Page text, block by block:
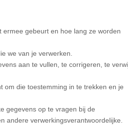
gebeurt en hoe lang ze worden
we van je verwerken.
aan te vullen, te corrigeren, te
om die toestemming in te trekken en je
gegevens op te vragen bij de
andere verwerkingsverantwoordelijke.